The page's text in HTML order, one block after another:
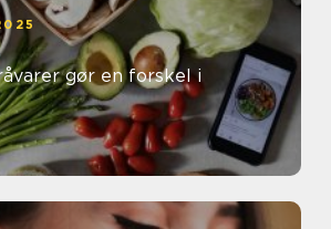
gør en forskel i